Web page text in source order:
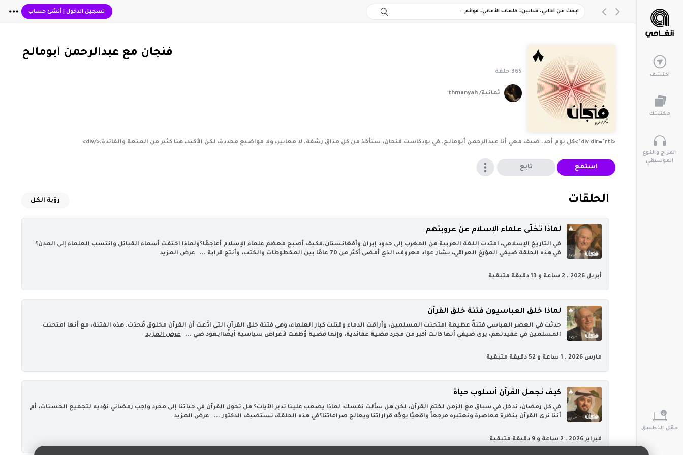
تسجيل الدخول| أنشئ حساب
اكتشف
مكتبتك
المزاج والنوع
الموسيقي
حمّل التطبيق
فنجان مع عبدالرحمن أبومالح
365 حلقة
ثمانية/ thmanyah
<div dir="rtl">كل يوم أحد. ضيف معي أنا عبدالرحمن أبومالح. في بودكاست فنجان، سنأخذ من كل مذاق رشفة. لا معايير، ولا مواضيع محددة، لكن الأكيد، هنا كثير من المتعة والفائدة.</div>
استمع تابع
‏الحلقات رؤية الكل
لماذا تخلّى علماء الإسلام عن عروبتهم
‏في التاريخ الإسلامي، امتدت اللغة العربية من المغرب إلى حدود إيران وأفغانستان.فكيف أصبح معظم علماء الإسلام أعاجمًا؟ولماذا اختفت أسماء القبائل وانتسب العلماء إلى المدن؟
في هذه الحلقة ضيفي المؤرخ العراقي، بشار عواد معروف، الذي أمضى أكثر من 70 عامًا بين المخطوطات والكتب، وأنتج قرابة ...
عرض المزيد
أبريل 2026 . 2 ساعة و 13 دقيقة متبقية
لماذا خلق العباسيون فتنة خلق القرآن
‏حدثت في العصر العباسي فتنةٌ عظيمة امتحنت المسلمين، وأراقت الدماء وقتلت كبار العلماء، وهي فتنة خلق القرآن التي ادَّعت أن القرآن مخلوق مُحدَث. هذه الفتنة، مع أنها امتحنت
المسلمين في عقيدتهم، يرى ضيفي أنها كانت أكبر من مجرد قضية عقائدية، وإنما قضية وُظفت لأغراض سياسية أيضًا!يعود ضي ...
عرض المزيد
مارس 2026 . 1 ساعة و 52 دقيقة متبقية
كيف نجعل القرآن أسلوب حياة
‏في كل رمضان، ندخل في سباق مع الزمن لختم القرآن، لكن هل سألت نفسك: لماذا يصعب علينا تدبر الآيات؟ هل تحول القرآن في حياتنا إلى مجرد واجب رمضاني نؤديه لتجميع الحسنات، أم
أننا نرى القرآن بنظرة معاصرة ونعتبره مرجعاً واقعيًا يوجّه قراراتنا ويعالج صراعاتنا؟في هذه الحلقة، نستضيف الدكتور ...
عرض المزيد
فبراير 2026 . 2 ساعة و 9 دقيقة متبقية